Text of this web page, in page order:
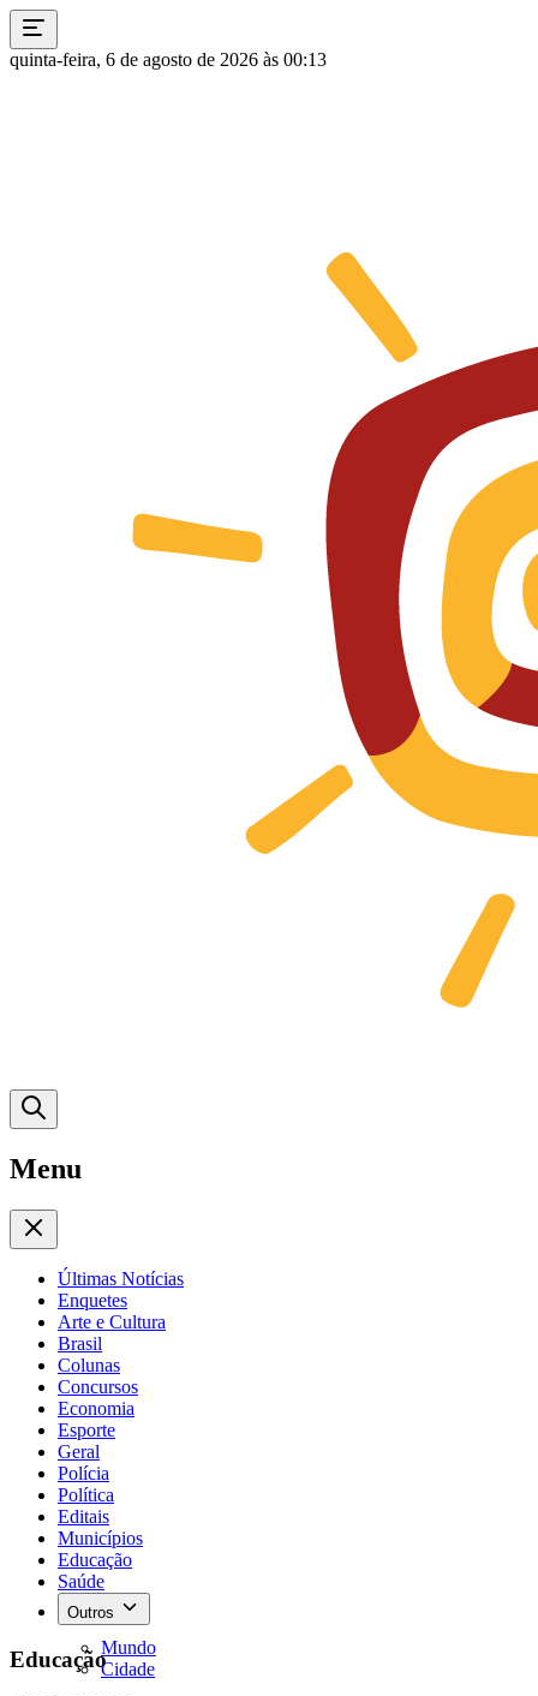
quinta-feira, 6 de agosto de 2026 às 00:13
Menu
Últimas Notícias
Enquetes
Arte e Cultura
Brasil
Colunas
Concursos
Economia
Esporte
Geral
Polícia
Política
Editais
Municípios
Educação
Saúde
Outros
Mundo
Cidade
Educação